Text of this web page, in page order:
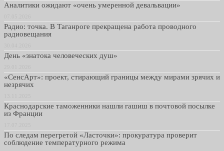
Аналитики ожидают «очень умеренной девальвации»
Радио: точка. В Таганроге прекращена работа проводного
радиовещания
День «знатока человеческих душ»
«СенсАрт»: проект, стирающий границы между мирами зрячих и
незрячих
Краснодарские таможенники нашли гашиш в почтовой посылке
из Франции
По следам перегретой «Ласточки»: прокуратура проверит
соблюдение температурного режима